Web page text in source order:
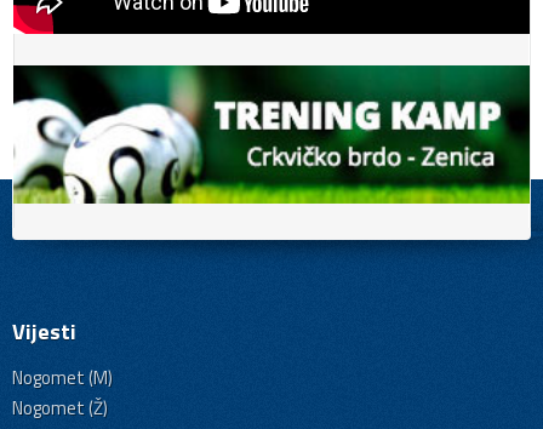
Vijesti
Nogomet (M)
Nogomet (Ž)